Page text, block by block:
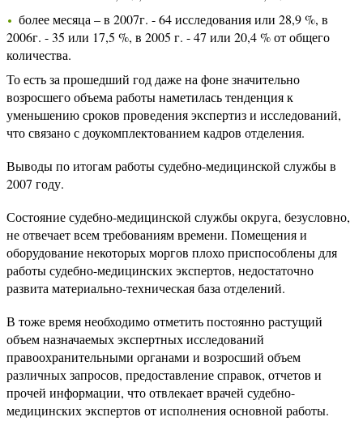
более месяца – в 2007г. - 64 исследования или 28,9 %, в
2006г. - 35 или 17,5 %, в 2005 г. - 47 или 20,4 % от общего
количества.
То есть за прошедший год даже на фоне значительно
возросшего объема работы наметилась тенденция к
уменьшению сроков проведения экспертиз и исследований,
что связано с доукомплектованием кадров отделения.
Выводы по итогам работы судебно-медицинской службы в
2007 году.
Состояние судебно-медицинской службы округа, безусловно,
не отвечает всем требованиям времени. Помещения и
оборудование некоторых моргов плохо приспособлены для
работы судебно-медицинских экспертов, недостаточно
развита материально-техническая база отделений.
В тоже время необходимо отметить постоянно растущий
объем назначаемых экспертных исследований
правоохранительными органами и возросший объем
различных запросов, предоставление справок, отчетов и
прочей информации, что отвлекает врачей судебно-
медицинских экспертов от исполнения основной работы.